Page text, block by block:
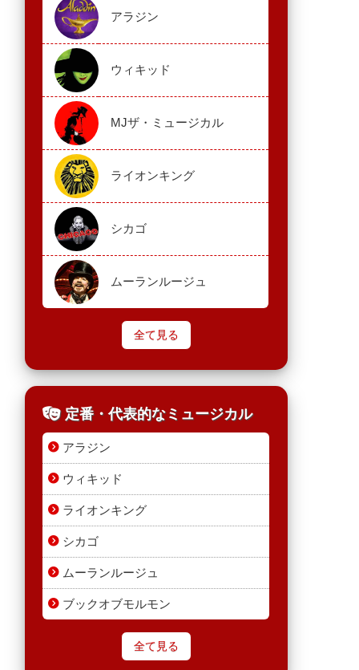
アラジン
ウィキッド
MJザ・ミュージカル
ライオンキング
シカゴ
ムーランルージュ
全て見る
定番・代表的なミュージカル
アラジン
ウィキッド
ライオンキング
シカゴ
ムーランルージュ
ブックオブモルモン
全て見る